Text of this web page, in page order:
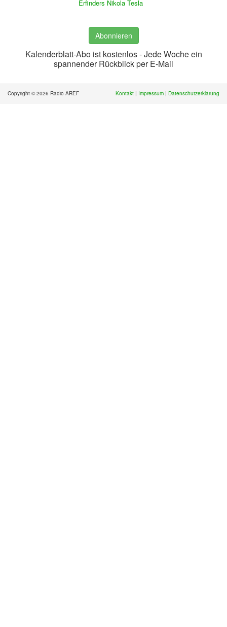
Erfinders Nikola Tesla
Abonnieren
Kalenderblatt-Abo ist kostenlos - Jede Woche ein
spannender Rückblick per E-Mail
Copyright © 2026 Radio AREF Kontakt | Impressum | Datenschutzerklärung